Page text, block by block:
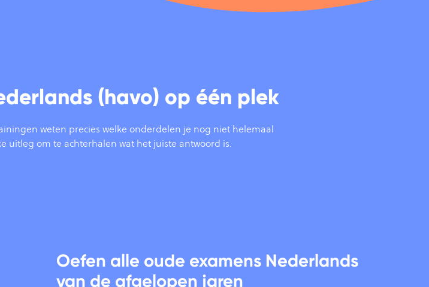
(havo) op één plek
weten precies welke onderdelen je nog niet helemaal
uitleg om te achterhalen wat het juiste antwoord is.
Oefen alle oude examens Nederlands
van de afgelopen jaren